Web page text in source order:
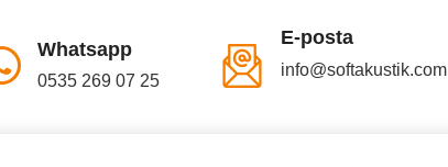
Whatsapp
0535 269 07 25
E-posta
info@softakustik.com